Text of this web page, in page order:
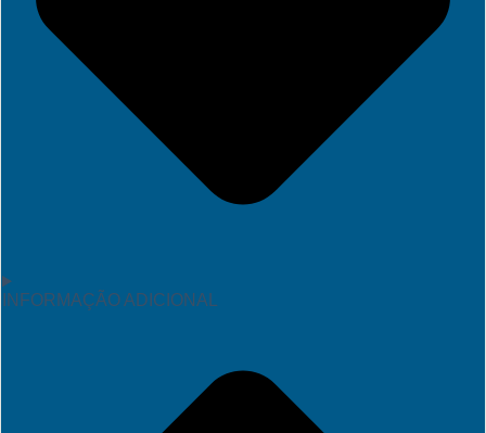
INFORMAÇÃO ADICIONAL